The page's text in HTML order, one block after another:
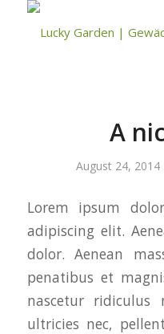
A
August 24, 2014
Lorem ipsum
adipiscing elit.
dolor. Aenean
penatibus et
nascetur ridiculus
ultricies nec,